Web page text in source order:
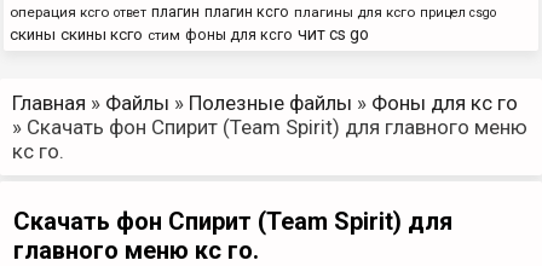
операция ксго ответ плагин плагин ксго плагины для ксго прицел csgo
скины скины ксго стим фоны для ксго чит cs go
Главная » Файлы » Полезные файлы » Фоны для кс го
» Скачать фон Спирит (Team Spirit) для главного меню
кс го.
Скачать фон Спирит (Team Spirit) для
главного меню кс го.